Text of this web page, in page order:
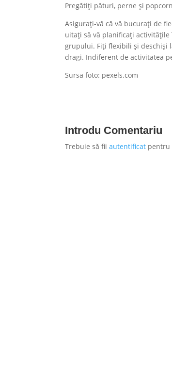
Pregătiți pături, perne și
Asigurați-vă că vă bucurați de
uitați să vă planificați
grupului. Fiți flexibili și deschiși
dragi. Indiferent de activitatea
Sursa foto: pexels.com
Introdu Comentariu
Trebuie să fiiautentificat pentru